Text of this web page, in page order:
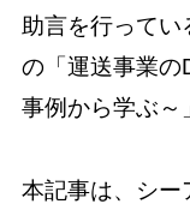
助言を行って
の「運送事業の
事例から学ぶ～
本記事は、シー